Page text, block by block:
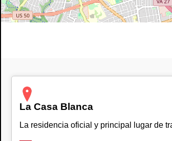
La Casa Blanca
La residencia oficial y principal lugar de